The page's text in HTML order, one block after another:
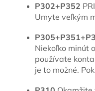
P302+P352
Umyte veľkým
Niekoľko minút
používate
je to možné.